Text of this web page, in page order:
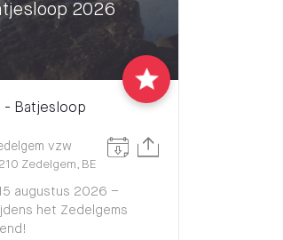
2026
Batjesloop
vzw
Zedelgem, BE
augustus 2026 –
het Zedelgems